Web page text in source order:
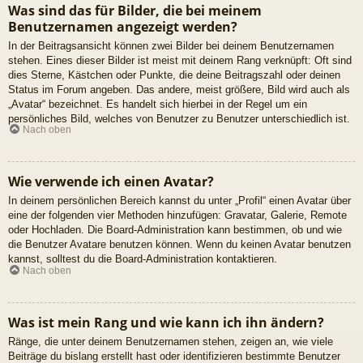
Was sind das für Bilder, die bei meinem
Benutzernamen angezeigt werden?
In der Beitragsansicht können zwei Bilder bei deinem Benutzernamen
stehen. Eines dieser Bilder ist meist mit deinem Rang verknüpft: Oft sind
dies Sterne, Kästchen oder Punkte, die deine Beitragszahl oder deinen
Status im Forum angeben. Das andere, meist größere, Bild wird auch als
„Avatar“ bezeichnet. Es handelt sich hierbei in der Regel um ein
persönliches Bild, welches von Benutzer zu Benutzer unterschiedlich ist.
Nach oben
Wie verwende ich einen Avatar?
In deinem persönlichen Bereich kannst du unter „Profil“ einen Avatar über
eine der folgenden vier Methoden hinzufügen: Gravatar, Galerie, Remote
oder Hochladen. Die Board-Administration kann bestimmen, ob und wie
die Benutzer Avatare benutzen können. Wenn du keinen Avatar benutzen
kannst, solltest du die Board-Administration kontaktieren.
Nach oben
Was ist mein Rang und wie kann ich ihn ändern?
Ränge, die unter deinem Benutzernamen stehen, zeigen an, wie viele
Beiträge du bislang erstellt hast oder identifizieren bestimmte Benutzer